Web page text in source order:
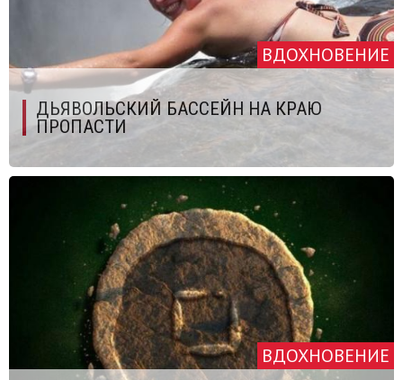
ВДОХНОВЕНИЕ
ДЬЯВОЛЬСКИЙ БАССЕЙН НА КРАЮ
ПРОПАСТИ
ВДОХНОВЕНИЕ